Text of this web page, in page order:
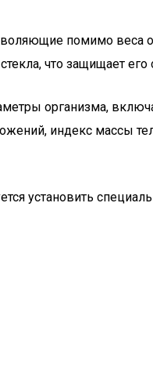
помимо веса
что защищает
организма,
индекс массы
установить